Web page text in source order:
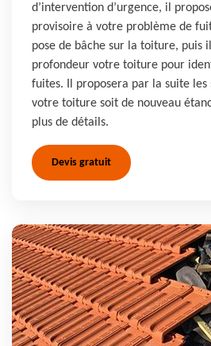
d’intervention d’urgence, il
provisoire à votre problème de
pose de bâche sur la toiture, puis
profondeur votre toiture pour
fuites. Il proposera par la suite les
votre toiture soit de nouveau
plus de détails.
Devis gratuit